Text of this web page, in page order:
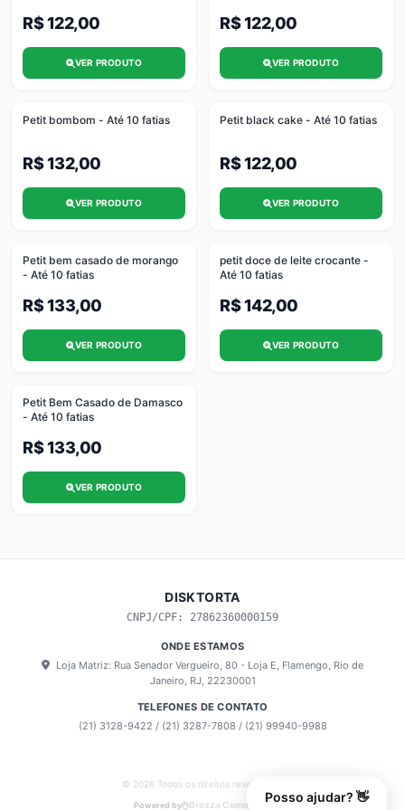
R$ 122,00
VER PRODUTO
R$ 122,00
VER PRODUTO
Petit bombom - Até 10 fatias
R$ 132,00
VER PRODUTO
Petit black cake - Até 10 fatias
R$ 122,00
VER PRODUTO
Petit bem casado de morango
- Até 10 fatias
R$ 133,00
VER PRODUTO
petit doce de leite crocante -
Até 10 fatias
R$ 142,00
VER PRODUTO
Petit Bem Casado de Damasco
- Até 10 fatias
R$ 133,00
VER PRODUTO
DISKTORTA
CNPJ/CPF: 27862360000159
ONDE ESTAMOS
Loja Matriz: Rua Senador Vergueiro, 80 - Loja E, Flamengo, Rio de
Janeiro, RJ, 22230001
TELEFONES DE CONTATO
(21) 3128-9422 / (21) 3287-7808 / (21) 99940-9988
© 2026 Todos os direitos reservados.
Powered by Brazza CommercePosso ajudar? 👋
disktorta
Olá! 👋
Preencha seus dados para iniciarmos o atendimento.